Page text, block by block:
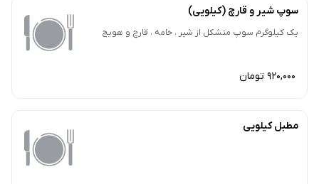
سوپ شیر و قارچ (کیلویی)
یک کیلوگرم سوپ متشکل از شیر ، خامه ، قارچ و هویج
920,000 تومان
مطبل کیلویی